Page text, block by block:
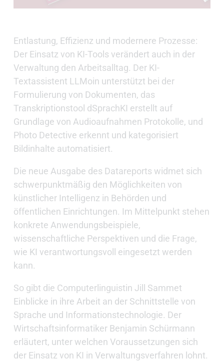
Entlastung, Effizienz und modernere Prozesse:
Der Einsatz von KI-Tools verändert auch in der
Verwaltung den Arbeitsalltag. Der KI-
Textassistent LLMoin unterstützt bei der
Formulierung von Dokumenten, das
Transkriptionstool dSprachKI erstellt auf
Grundlage von Audioaufnahmen Protokolle, und
Photo Detective erkennt und kategorisiert
Bildinhalte automatisiert.
Die neue Ausgabe des Datareports widmet sich
schwerpunktmäßig den Möglichkeiten von
künstlicher Intelligenz in Behörden und
öffentlichen Einrichtungen. Im Mittelpunkt stehen
konkrete Anwendungsbeispiele,
wissenschaftliche Perspektiven und die Frage,
wie KI verantwortungsvoll eingesetzt werden
kann.
So gibt die Computerlinguistin Jill Sammet
Einblicke in ihre Arbeit an der Schnittstelle von
Sprache und Informationstechnologie. Der
Wirtschaftsinformatiker Benjamin Schürmann
erläutert, unter welchen Voraussetzungen sich
der Einsatz von KI in Verwaltungsverfahren lohnt.